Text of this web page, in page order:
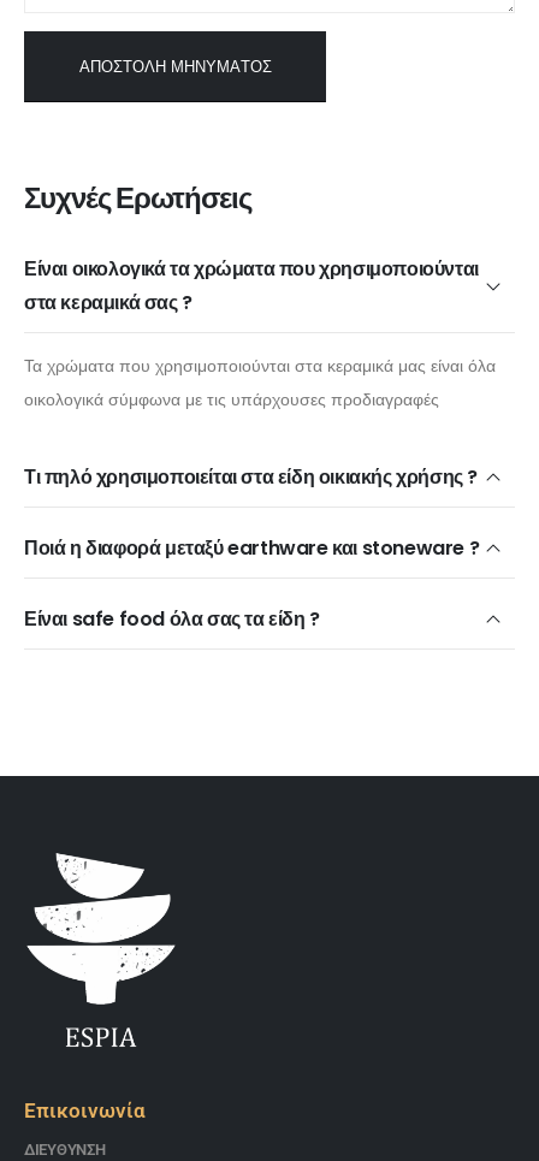
Συχνές Ερωτήσεις
Είναι οικολογικά τα χρώματα που χρησιμοποιούνται
στα κεραμικά σας ?
Τα χρώματα που χρησιμοποιούνται στα κεραμικά μας είναι όλα
οικολογικά σύμφωνα με τις υπάρχουσες προδιαγραφές
Τι πηλό χρησιμοποιείται στα είδη οικιακής χρήσης ?
Ποιά η διαφορά μεταξύ earthware και stoneware ?
Είναι safe food όλα σας τα είδη ?
Επικοινωνία
ΔΙΕΎΘΥΝΣΗ